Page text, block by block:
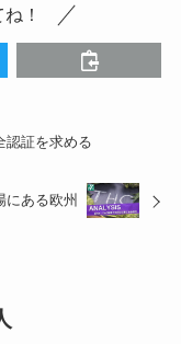
！
認証を求める
にある欧州